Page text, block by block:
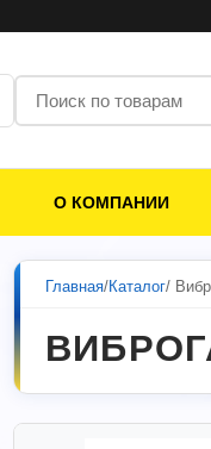
О КОМПАНИИ
Главная/Каталог/